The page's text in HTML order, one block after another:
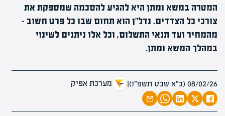
המטרה במשא ומתן היא להגיע להסכמה שמספקת את
צורכי כל הצדדים. נדל"ן הוא תחום שבו כל פרט חשוב -
מהמחיר ועד תנאי התשלום, וכל אלו ניתנים לשינוי
במהלך המשא ומתן.
08/02/26 (כ״א שבט תשפ״ו) | מערכת אפיק